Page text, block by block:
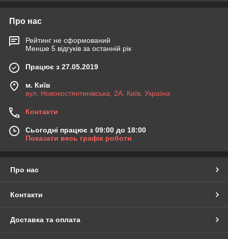
Бетонна вібропресована тротуарна плитка та бруківка - це
інноваційне рішення для будівництва та дизайну, яке поєднує
в собі естетику та функціональність. Їх висока міцність,
естетичний вигляд та екологічність роблять їх незамінними
вибором для будь-якого простору.
Про нас
Рейтинг не сформований
Менше 5 відгуків за останній рік
Працює з 27.05.2019
м. Київ
вул. Новокостянтинівська, 2А, Київ, Україна
Контакти
Сьогодні працює з 09:00 до 18:00
Показати весь графік роботи
Про нас
Контакти
Доставка та оплата